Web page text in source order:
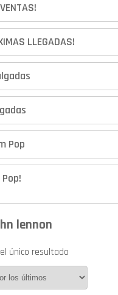
LLEGADAS!
Pop
de Adviento
Pop!
lennon
único resultado